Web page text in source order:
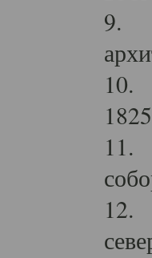
9.
10.
11.
12.